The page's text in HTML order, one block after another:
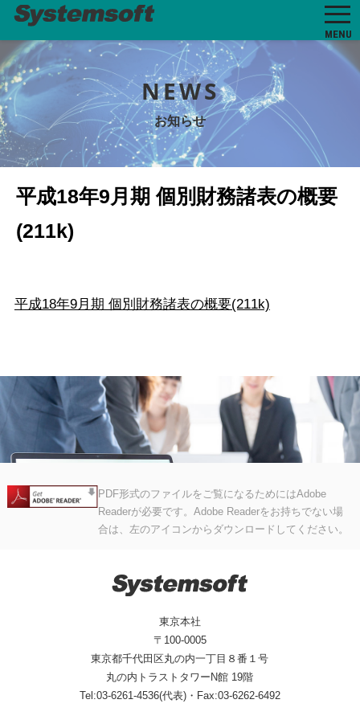
MENU
NEWS
お知らせ
平成18年9月期 個別財務諸表の概要
(211k)
平成18年9月期 個別財務諸表の概要(211k)
PDF形式のファイルをご覧になるためにはAdobe
Readerが必要です。Adobe Readerをお持ちでない場
合は、左のアイコンからダウンロードしてください。
東京本社
〒100-0005
東京都千代田区丸の内一丁目８番１号
丸の内トラストタワーN館 19階
Tel:03-6261-4536(代表)・Fax:03-6262-6492